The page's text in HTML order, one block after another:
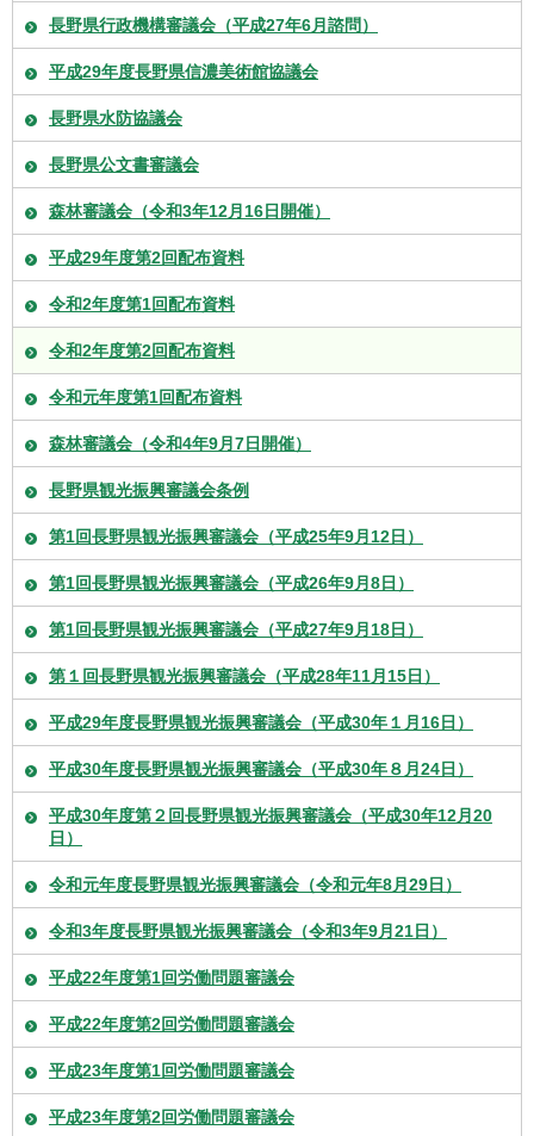
長野県行政機構審議会（平成27年6月諮問）
平成29年度長野県信濃美術館協議会
長野県水防協議会
長野県公文書審議会
森林審議会（令和3年12月16日開催）
平成29年度第2回配布資料
令和2年度第1回配布資料
令和2年度第2回配布資料
令和元年度第1回配布資料
森林審議会（令和4年9月7日開催）
長野県観光振興審議会条例
第1回長野県観光振興審議会（平成25年9月12日）
第1回長野県観光振興審議会（平成26年9月8日）
第1回長野県観光振興審議会（平成27年9月18日）
第１回長野県観光振興審議会（平成28年11月15日）
平成29年度長野県観光振興審議会（平成30年１月16日）
平成30年度長野県観光振興審議会（平成30年８月24日）
平成30年度第２回長野県観光振興審議会（平成30年12月20
日）
令和元年度長野県観光振興審議会（令和元年8月29日）
令和3年度長野県観光振興審議会（令和3年9月21日）
平成22年度第1回労働問題審議会
平成22年度第2回労働問題審議会
平成23年度第1回労働問題審議会
平成23年度第2回労働問題審議会